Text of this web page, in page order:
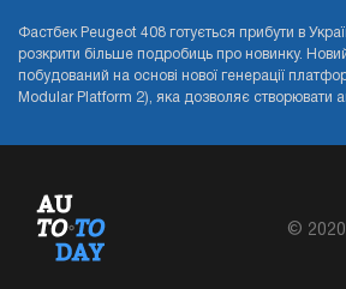
Фастбек Peugeot 408 готується прибути в
розкрити більше подробиць про новинку.
побудований на основі нової генерації
Modular Platform 2), яка дозволяє створювати
©